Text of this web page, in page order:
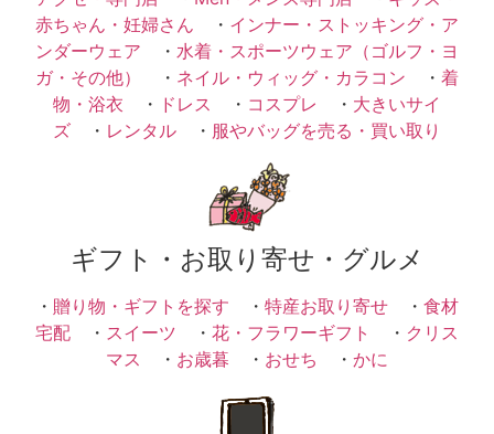
赤ちゃん・妊婦さん ・ インナー・ストッキング・ア
ンダーウェア ・ 水着・スポーツウェア（ゴルフ・ヨ
ガ・その他）
・ ネイル・ウィッグ・カラコン ・ 着
物・浴衣 ・ ドレス ・ コスプレ ・ 大きいサイ
ズ ・ レンタル ・ 服やバッグを売る・買い取り
ギフト・お取り寄せ・グルメ
・ 贈り物・ギフトを探す ・ 特産お取り寄せ ・ 食材
宅配 ・ スイーツ ・ 花・フラワーギフト ・ クリス
マス ・ お歳暮 ・ おせち ・ かに